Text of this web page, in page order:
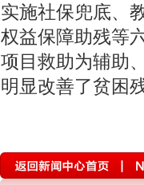
实施社保兜底、
权益保障助残等
项目救助为辅助
明显改善了贫困